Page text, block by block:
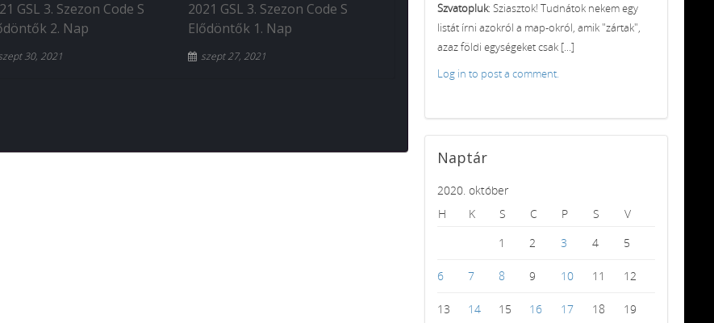
GSL 3. Szezon Code S
2. Nap
30, 2021
2021 GSL 3. Szezon Code S
Elődöntők 1. Nap
szept 27, 2021
Szvatopluk: Sziasztok! Tudnátok nekem egy
listát írni azokról a map-okról, amik "zártak",
azaz földi egységeket csak [...]
Log in to post a comment.
Naptár
2020. október
H
K S C P S
V
1
2 3 4 5
6 7 8 9 10 11 12
13 14 15 16 17 18 19